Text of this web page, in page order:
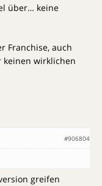
über… keine
Franchise, auch
keinen wirklichen
#906804
greifen